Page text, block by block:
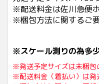
※配送料金は佐川急便
※梱包方法に関するご
※スケール測りの為多
※発送予定サイズは未梱包
※配送料金（着払い）は発